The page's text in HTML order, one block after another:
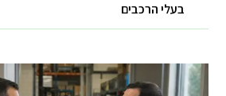
בעלי הרכבים